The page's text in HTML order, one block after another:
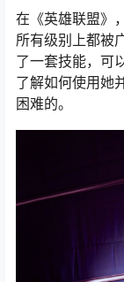
在《英雄联盟》
所有级别上都被
了一套技能，可
了解如何使用她
困难的。